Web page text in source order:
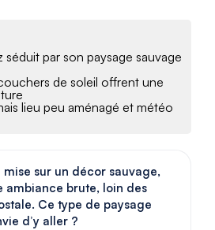
séduit par son paysage sauvage
de soleil offrent une
lieu peu aménagé et météo
mise sur un décor sauvage,
ambiance brute, loin des
Ce type de paysage
d’y aller ?